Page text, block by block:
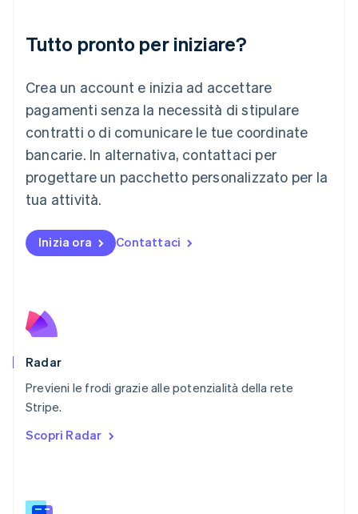
Tutto pronto per iniziare?
Crea un account e inizia ad accettare
pagamenti senza la necessità di stipulare
contratti o di comunicare le tue coordinate
bancarie. In alternativa, contattaci per
progettare un pacchetto personalizzato per la
tua attività.
Inizia ora Contattaci
Radar
Previeni le frodi grazie alle potenzialità della rete
Stripe.
Scopri Radar
English
FrançaisDeutschEnglish
English简体中文
Malta
English
Messico
Español English
Norvegia
Nuova Zelanda
English
Paesi Bassi
Portogallo
Português
RAS di Hong Kong, Cina
Regno Unito
English
English
English